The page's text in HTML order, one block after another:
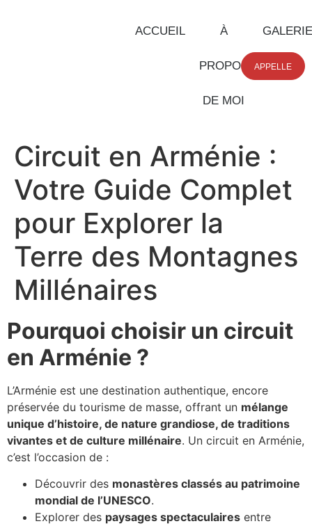
ACCUEIL À
PROPOS
DE MOI
GALERIE
APPELLE
Circuit en Arménie :
Votre Guide Complet
pour Explorer la
Terre des Montagnes
Millénaires
Pourquoi choisir un circuit
en Arménie ?
L’Arménie est une destination authentique, encore
préservée du tourisme de masse, offrant un mélange
unique d’histoire, de nature grandiose, de traditions
vivantes et de culture millénaire. Un circuit en Arménie,
c’est l’occasion de :
Découvrir des monastères classés au patrimoine
mondial de l’UNESCO.
Explorer des paysages spectaculaires entre